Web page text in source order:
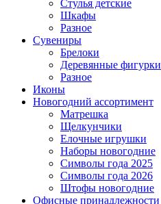
Стулья детские
Шкафы
Разное
Сувениры
Брелоки
Деревянные фигурки
Разное
Иконы
Новогодний ассортимент
Матрешка
Щелкунчики
Елочные игрушки
Наборы новогодние
Символы года 2025
Символы года 2026
Штофы новогодние
Офисные принадлежности